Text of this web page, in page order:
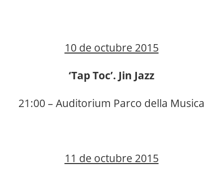
10 de octubre 2015
‘Tap Toc’. Jin Jazz
21:00 – Auditorium Parco della Musica
11 de octubre 2015